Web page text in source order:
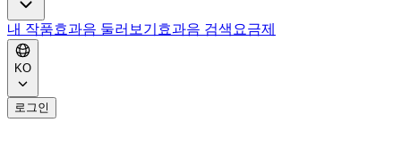
내 작품효과음 둘러보기 효과음 검색 요금제
KO
로그인